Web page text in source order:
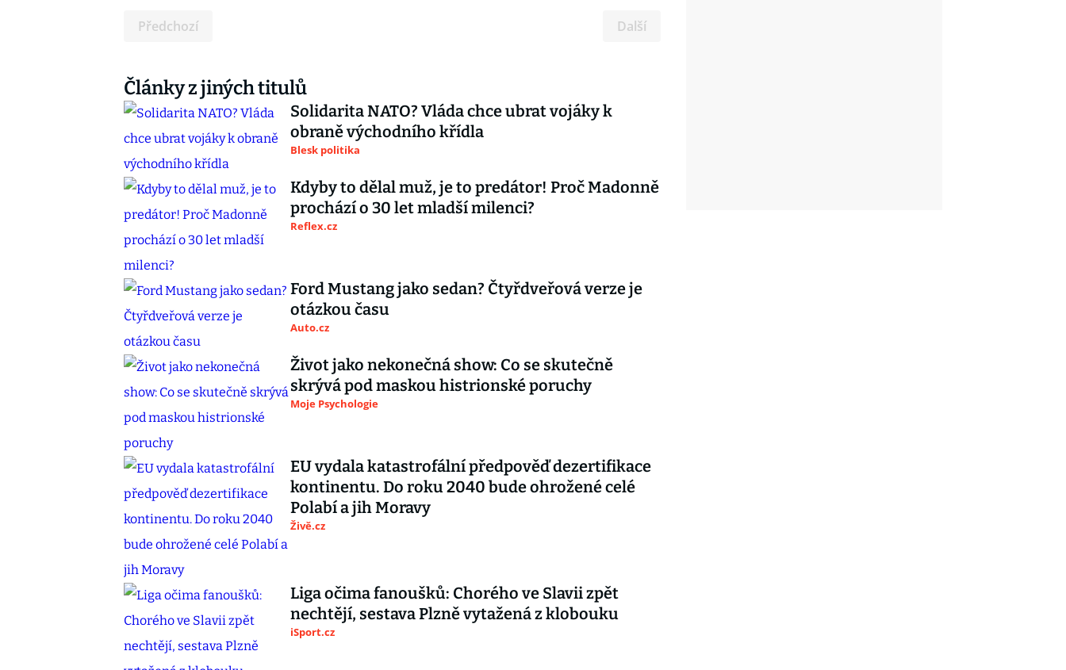
Předchozí Další
Články z jiných titulů
Solidarita NATO? Vláda chce ubrat vojáky k
obraně východního křídla
Blesk politika
Kdyby to dělal muž, je to predátor! Proč Madonně
prochází o 30 let mladší milenci?
Reflex.cz
Ford Mustang jako sedan? Čtyřdveřová verze je
otázkou času
Auto.cz
Život jako nekonečná show: Co se skutečně
skrývá pod maskou histrionské poruchy
Moje Psychologie
EU vydala katastrofální předpověď dezertifikace
kontinentu. Do roku 2040 bude ohrožené celé
Polabí a jih Moravy
Živě.cz
Liga očima fanoušků: Chorého ve Slavii zpět
nechtějí, sestava Plzně vytažená z klobouku
iSport.cz